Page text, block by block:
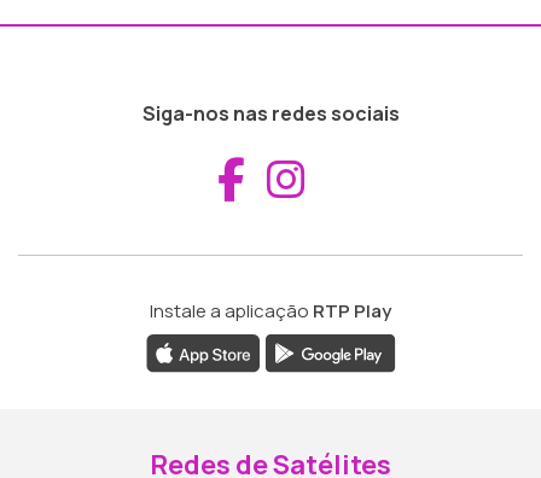
Siga-nos nas redes sociais
Aceder ao
Instale a aplicação RTP Play
Redes de Satélites